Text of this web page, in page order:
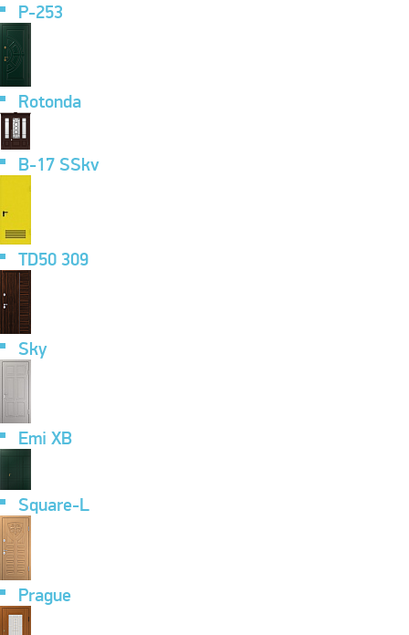
P-253
Rotonda
B-17 SSkv
TD50 309
Sky
Emi XB
Square-L
Prague